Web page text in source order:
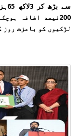
لڑکیوں کو باعزت روز